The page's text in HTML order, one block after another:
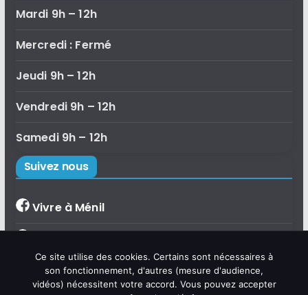
Mardi 9h – 12h
Mercredi : Fermé
Jeudi 9h – 12h
Vendredi 9h – 12h
Samedi 9h – 12h
Suivez nous
Vivre à Ménil
Accueil de loisirs
Bonjour, je suis Émilie, l'assistante
virtuelle de la commune de Ménil.
Posez-moi vos questions sur la vie
Ce site utilise des cookies. Certains sont nécessaires à
son fonctionnement, d'autres (mesure d'audience,
vidéos) nécessitent votre accord. Vous pouvez accepter